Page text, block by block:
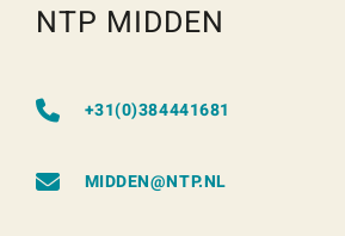
NTP MIDDEN
+31(0)384441681
MIDDEN@NTP.NL